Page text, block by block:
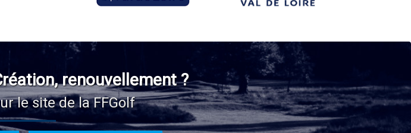
renouvellement ?
le site de la FFGolf